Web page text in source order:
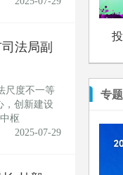
法局副
尺度不一等
，创新建设
枢
2025-07-29
专题